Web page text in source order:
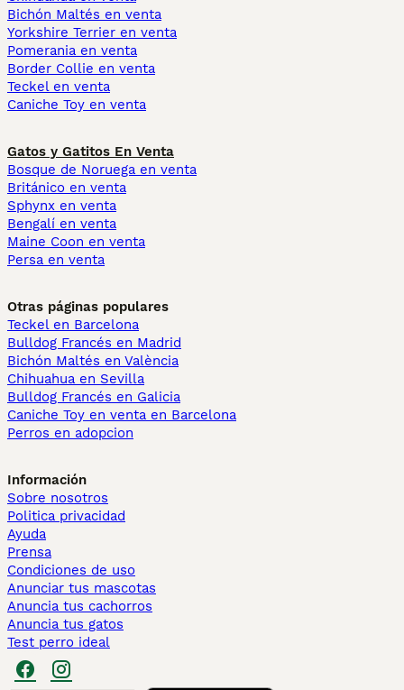
Bichón Maltés en venta
Yorkshire Terrier en venta
Pomerania en venta
Border Collie en venta
Teckel en venta
Caniche Toy en venta
Gatos y Gatitos En Venta
Bosque de Noruega en venta
Británico en venta
Sphynx en venta
Bengalí en venta
Maine Coon en venta
Persa en venta
Otras páginas populares
Teckel en Barcelona
Bulldog Francés en Madrid
Bichón Maltés en València
Chihuahua en Sevilla
Bulldog Francés en Galicia
Caniche Toy en venta en Barcelona
Perros en adopcion
Información
Sobre nosotros
Politica privacidad
Ayuda
Prensa
Condiciones de uso
Anunciar tus mascotas
Anuncia tus cachorros
Anuncia tus gatos
Test perro ideal